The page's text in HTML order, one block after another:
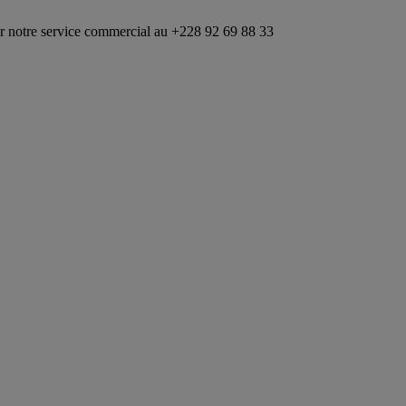
commercial au +228 92 69 88 33